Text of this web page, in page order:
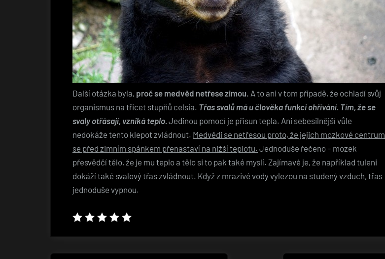
Další otázka byla, proč se medvěd netřese zimou. A to ani v tom případě, že ochladí svůj
organismus na třicet stupňů celsia. Třas svalů má u člověka funkci ohřívání. Tím, že se
svaly otřásají, vzniká teplo. Jedinou pomocí je přísun tepla. Ani sebesilnější vůle
nedokáže tento klepot zvládnout. Medvědi se netřesou proto, že jejich mozkové centrum
se před zimním spánkem přenastaví na nižší teplotu. Jednoduše řečeno – mozek
přesvědčí tělo, že je mu teplo a tělo si to pak také myslí. Zajímavé je, že například tuleni
dokáží také svalový třas zvládnout. Když z mrazivé vody vylezou na studený vzduch, třas
jednoduše vypnou.